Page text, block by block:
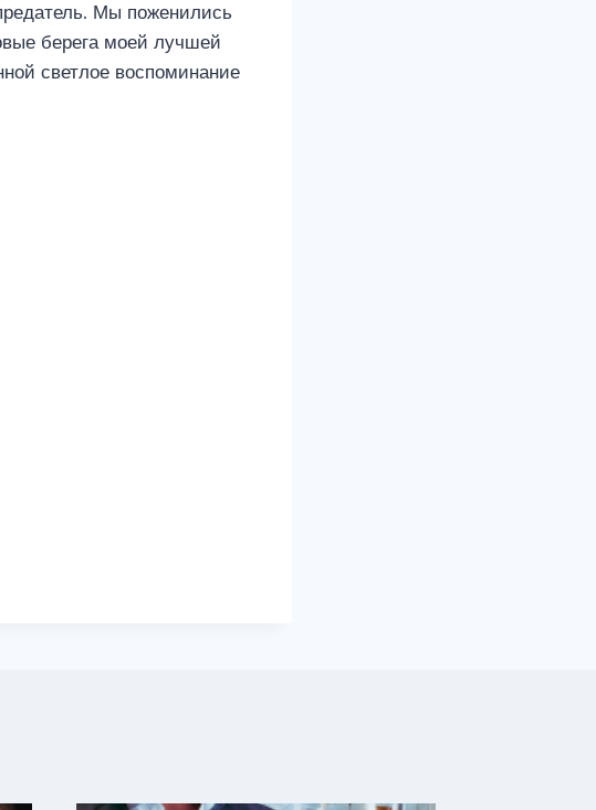
Мы поженились
берега моей лучшей
светлое воспоминание